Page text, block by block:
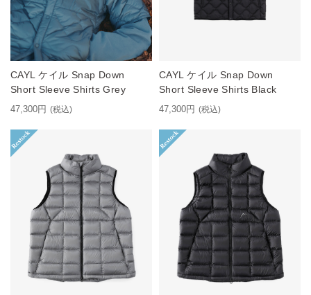
CAYL ケイル Snap Down
Short Sleeve Shirts Grey
47,300円 (税込)
CAYL ケイル Snap Down
Short Sleeve Shirts Black
47,300円 (税込)